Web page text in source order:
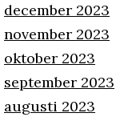
december 2023
november 2023
oktober 2023
september 2023
augusti 2023